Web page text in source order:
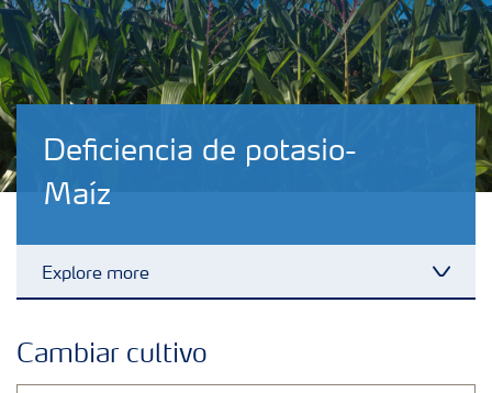
Deficiencia de potasio-
Maíz
Explore more
Cambiar cultivo